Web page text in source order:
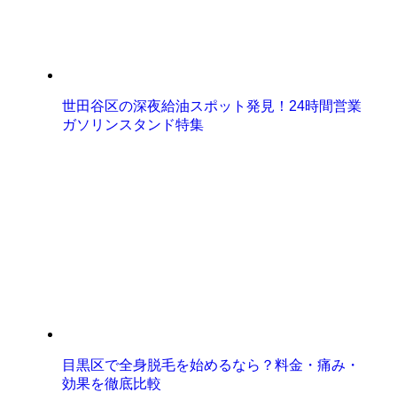
世田谷区の深夜給油スポット発見！24時間営業
ガソリンスタンド特集
目黒区で全身脱毛を始めるなら？料金・痛み・
効果を徹底比較